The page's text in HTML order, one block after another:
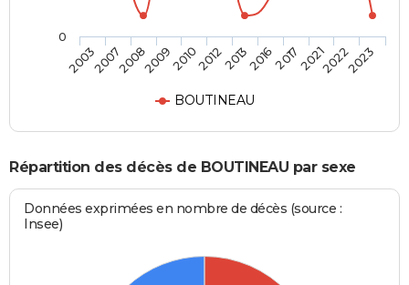
BOUTINEAU
200320072008200920102012201320162017202120222023
0
Répartition des décès de BOUTINEAU par sexe
Données exprimées en nombre de décès (source :
Insee)